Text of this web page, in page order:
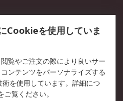
採用情報
コーポレートサイト
Cookieを使用していま
覧やご注文の際により良いサー
ンテンツをパーソナライズする
を使用しています。詳細につ
ご覧ください。